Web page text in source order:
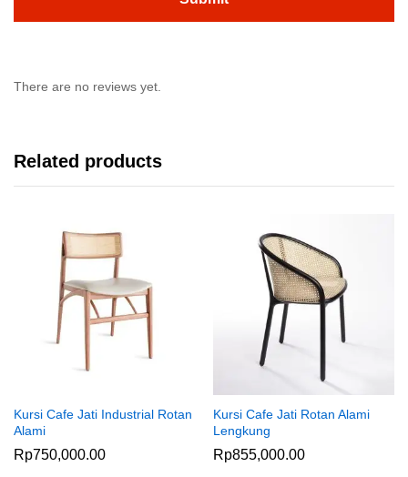
There are no reviews yet.
Related products
Kursi Cafe Jati Industrial Rotan
Alami
Rp750,000.00
Kursi Cafe Jati Rotan Alami
Lengkung
Rp855,000.00